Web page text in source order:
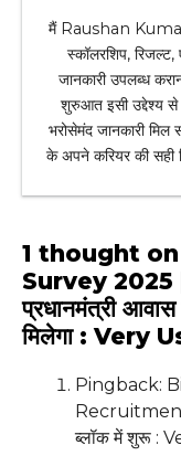
मैं Raushan Kumar,
स्कॉलरशिप,
जानकारी उपलब्ध
शुरुआत इसी उद्देश्य से
भरोसेमंद जानकारी मिल
के अपने करियर की सही
1 thought on
Survey 2025 |
प्रधानमंत्री
मिलेगा : Very
Pingback:
Recruitment
ब्लॉक में शुरू :